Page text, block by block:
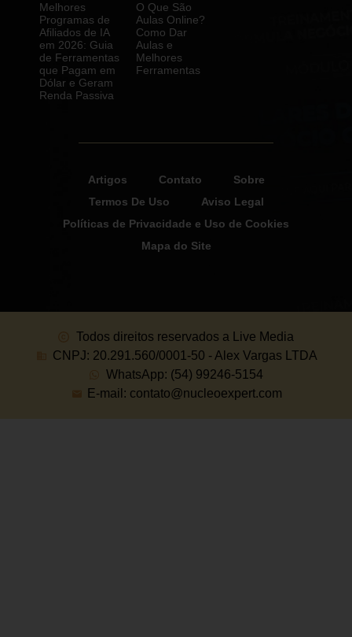
Melhores
Programas de
Afiliados de IA
em 2026: Guia
de Ferramentas
que Pagam em
Dólar e Geram
Renda Passiva
O Que São
Aulas Online?
Como Dar
Aulas e
Melhores
Ferramentas
Artigos Contato
Sobre
Termos De Uso
Aviso Legal
Políticas de Privacidade e Uso de Cookies
Mapa do Site
Todos direitos reservados a Live Media
CNPJ: 20.291.560/0001-50 - Alex Vargas LTDA
WhatsApp: (54) 99246-5154
E-mail: contato@nucleoexpert.com